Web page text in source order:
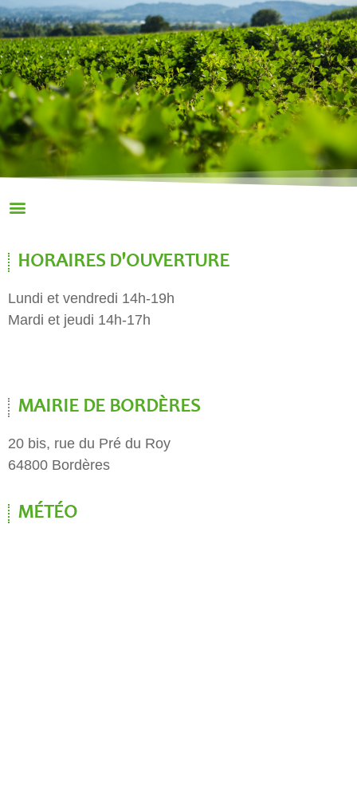
HORAIRES D'OUVERTURE
Lundi et vendredi 14h-19h
Mardi et jeudi 14h-17h
MAIRIE DE BORDÈRES
20 bis, rue du Pré du Roy
64800 Bordères
MÉTÉO